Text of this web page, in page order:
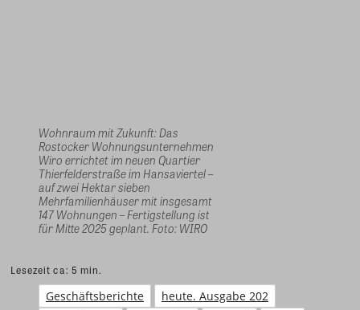
Wohnraum mit Zukunft: Das
Rostocker Wohnungsunternehmen
Wiro errichtet im neuen Quartier
Thierfelderstraße im Hansaviertel –
auf zwei Hektar sieben
Mehrfamilienhäuser mit insgesamt
147 Wohnungen – Fertigstellung ist
für Mitte 2025 geplant. Foto: WIRO
Lesezeit ca: 5 min.
Geschäftsberichte
heute. Ausgabe 202